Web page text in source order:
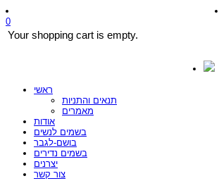
0
Your shopping cart is empty.
ראשי
תנאים והתניות
מאמרים
אודות
בשמים לנשים
בושם-לגבר
בשמים נדירים
יצרנים
צור קשר